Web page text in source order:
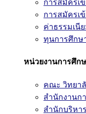
การสมัคร
การสมัครเ
ค่าธรรมเนี
ทุนการศึกษ
หน่วยงานการศึก
คณะ วิทยา
สำนักงานก
สำนักบริหา